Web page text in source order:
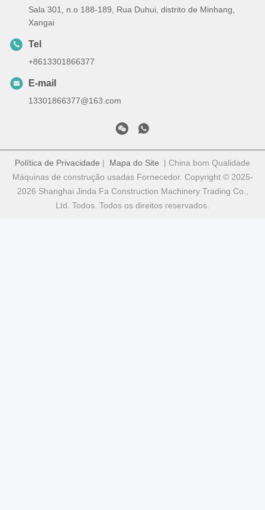
Sala 301, n.o 188-189, Rua Duhui, distrito de Minhang,
Xangai
Tel
+8613301866377
E-mail
13301866377@163.com
Política de Privacidade | Mapa do Site | China bom Qualidade
Máquinas de construção usadas Fornecedor. Copyright © 2025-
2026 Shanghai Jinda Fa Construction Machinery Trading Co.,
Ltd. Todos. Todos os direitos reservados.